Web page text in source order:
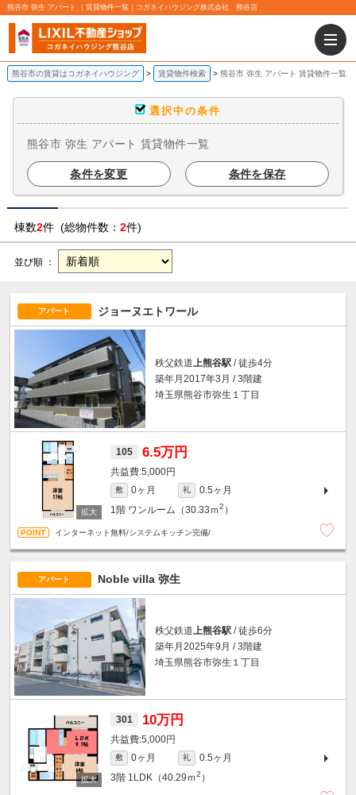
熊谷市 弥生 アパート ｜賃貸物件一覧｜コガネイハウジング株式会社 熊谷店
熊谷市の賃貸はコガネイハウジング 賃貸物件検索 熊谷市 弥生 アパート 賃貸物件一覧
選択中の条件
熊谷市 弥生 アパート 賃貸物件一覧
条件を変更 条件を保存
棟数2件 (総物件数： 2件)
並び順 ：
アパート ジョーヌエトワール
秩父鉄道上熊谷駅 / 徒歩4分
築年月2017年3月 / 3階建
埼玉県熊谷市弥生１丁目
105 6.5万円
5,000円
敷 0ヶ月 礼
0.5ヶ月
1階 ワンルーム（30.33ｍ2 ）
インターネット無料/システムキッチン完備/
アパート Noble villa 弥生
秩父鉄道上熊谷駅 / 徒歩6分
築年月2025年9月 / 3階建
埼玉県熊谷市弥生１丁目
301 10万円
5,000円
敷 0ヶ月 礼
0.5ヶ月
3階 1LDK（40.29ｍ2 ）